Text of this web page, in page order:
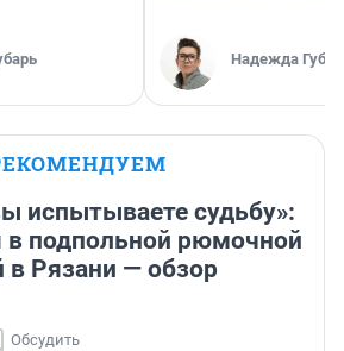
Надежда
испытываете судьбу»:
в подпольной рюмочной
в Рязани — обзор
Обсудить